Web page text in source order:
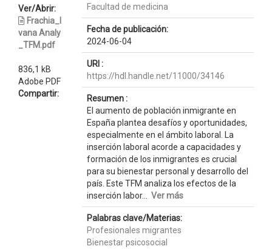
Ver/Abrir:
Frachia_I
vana Analy
_TFM.pdf
836,1 kB
Adobe PDF
Compartir:
Facultad de medicina
Fecha de publicación:
2024-06-04
URI :
https://hdl.handle.net/11000/34146
Resumen :
El aumento de población inmigrante en
España plantea desafíos y oportunidades,
especialmente en el ámbito laboral. La
inserción laboral acorde a capacidades y
formación de los inmigrantes es crucial
para su bienestar personal y desarrollo del
país. Este TFM analiza los efectos de la
inserción labor... Ver más
Palabras clave/Materias:
Profesionales migrantes
Bienestar psicosocial